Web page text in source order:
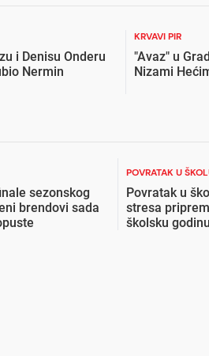
i Denisu Onderu
Nermin
KRVAVI PIR
"Avaz" u
Nizami
sezonskog
brendovi sada
POVRATAK U
Povratak u
stresa
školsku godinu